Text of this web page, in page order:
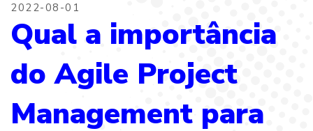
2022-08-01
Qual a importância
do Agile Project
Management para